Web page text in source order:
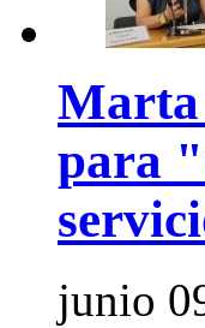
Marta
para
junio